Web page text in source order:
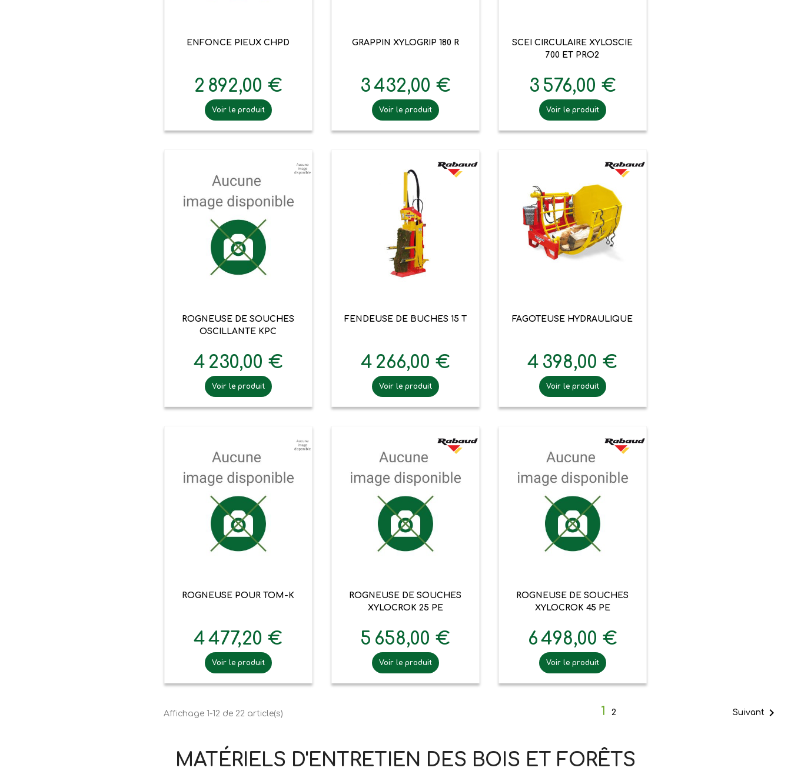
ENFONCE PIEUX CHPD
2 892,00 €
Voir le produit
GRAPPIN XYLOGRIP 180 R
3 432,00 €
Voir le produit
SCEI CIRCULAIRE XYLOSCIE
700 ET PRO2
3 576,00 €
Voir le produit
ROGNEUSE DE SOUCHES
OSCILLANTE KPC
4 230,00 €
Voir le produit
FENDEUSE DE BUCHES 15 T
4 266,00 €
Voir le produit
FAGOTEUSE HYDRAULIQUE
4 398,00 €
Voir le produit
ROGNEUSE POUR TOM-K
4 477,20 €
Voir le produit
ROGNEUSE DE SOUCHES
XYLOCROK 25 PE
5 658,00 €
Voir le produit
ROGNEUSE DE SOUCHES
XYLOCROK 45 PE
6 498,00 €
Voir le produit
Affichage 1-12 de 22 article(s) 1 2 Suivant
MATÉRIELS D'ENTRETIEN DES BOIS ET FORÊTS